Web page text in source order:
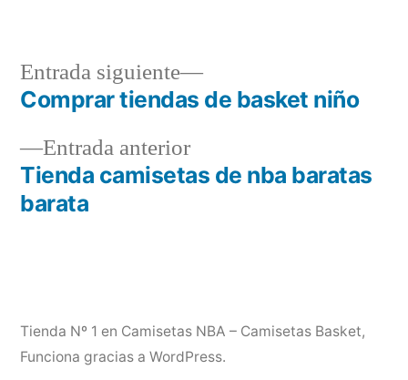
Navegación
de
entradas
Entrada anteriorEntrada
anterior:
Tienda camisetas de nba baratas
barata
Entrada siguiente
Entrada
siguiente:
Comprar tiendas de basket niño
Tienda Nº 1 en Camisetas NBA – Camisetas Basket,
Funciona gracias a WordPress.